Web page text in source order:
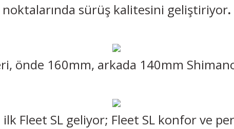
noktalarında sürüş kalitesini geliştiriyor.
önde 160mm, arkada 140mm
Fleet SL geliyor; Fleet SL konfor ve